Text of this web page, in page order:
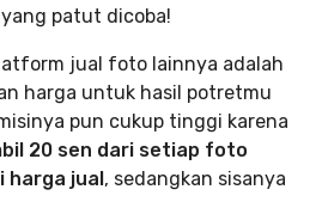
patut dicoba!
jual foto lainnya adalah
harga untuk hasil potretmu
pun cukup tinggi karena
20 sen dari setiap foto
harga jual, sedangkan sisanya